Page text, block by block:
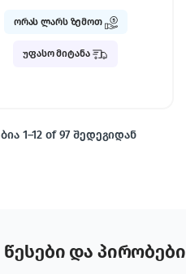
ორას ლარს ზემოთ
უფასო მიტანა
1–12 of 97 შედეგიდან
წესები და პირობები